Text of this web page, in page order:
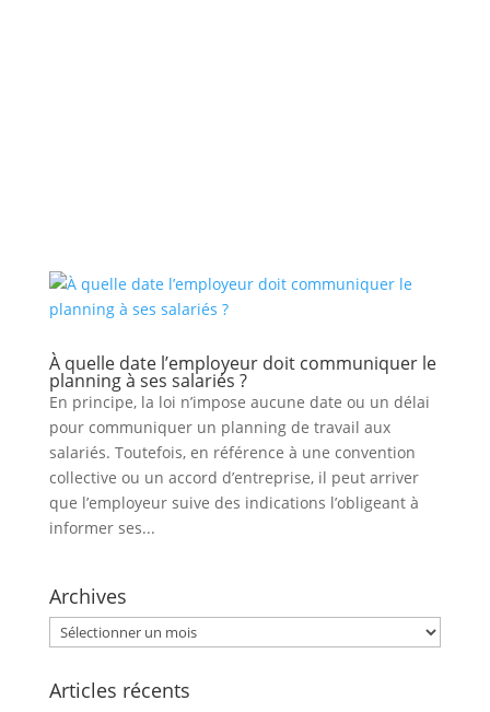
À quelle date l’employeur doit communiquer le
planning à ses salariés ?
En principe, la loi n’impose aucune date ou un délai
pour communiquer un planning de travail aux
salariés. Toutefois, en référence à une convention
collective ou un accord d’entreprise, il peut arriver
que l’employeur suive des indications l’obligeant à
informer ses...
Archives
Archives
Articles récents